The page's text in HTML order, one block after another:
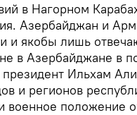
в Нагорном
Азербайджан и
и якобы лишь
в Азербайджане в
Ильхам
и регионов
военное положение